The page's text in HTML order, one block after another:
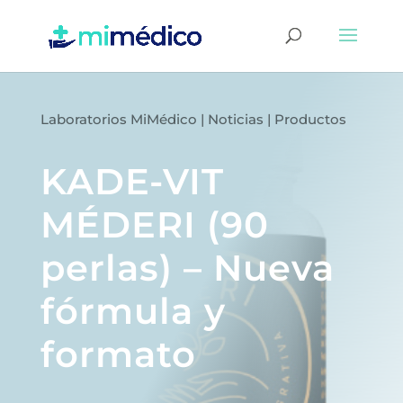
Laboratorios MiMédico | Noticias | Productos
KADE-VIT
MÉDERI (90
perlas) – Nueva
fórmula y
formato